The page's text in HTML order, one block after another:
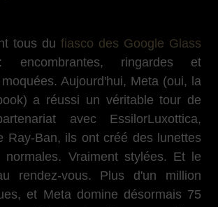
tous du fiasco des Google Glass
ringardes et
Aujourd'hui, Meta (oui, la
a réussi un véritable tour de
avec EssilorLuxottica,
Ray-Ban, ils ont créé des lunettes
Vraiment stylées. Et le
rendez-vous. Plus d'un million
et Meta domine désormais 75